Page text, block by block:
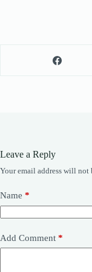
Leave a Reply
Your email address will not
Name *
Add Comment *
A
t
e
r
a
t